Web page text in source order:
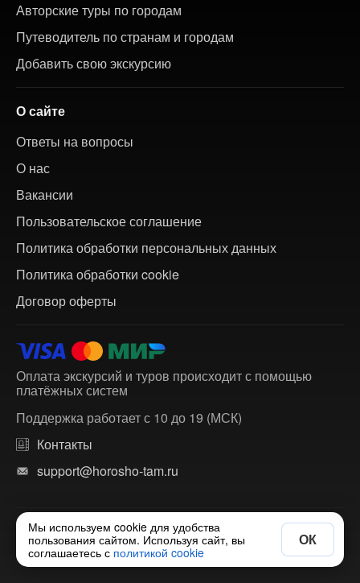
Авторские туры по городам
Путеводитель по странам и городам
Добавить свою экскурсию
О сайте
Ответы на вопросы
О нас
Вакансии
Пользовательское соглашение
Политика обработки персональных данных
Политика обработки cookie
Договор оферты
Оплата экскурсий и туров происходит с помощью
платёжных систем
Поддержка работает с 10 до 19 (МСК)
Контакты
support@horosho-tam.ru
© 2018-2026 ХорошоТам — агрегатор экскурсий и
многодневных туров по России и зарубежью.
Мы используем cookie для удобства
пользования сайтом. Используя сайт, вы
соглашаетесь с политикой cookie
ОК